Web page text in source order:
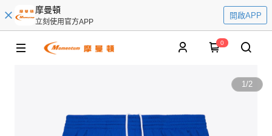
摩曼頓
立刻使用官方APP
開啟APP
0
1/2